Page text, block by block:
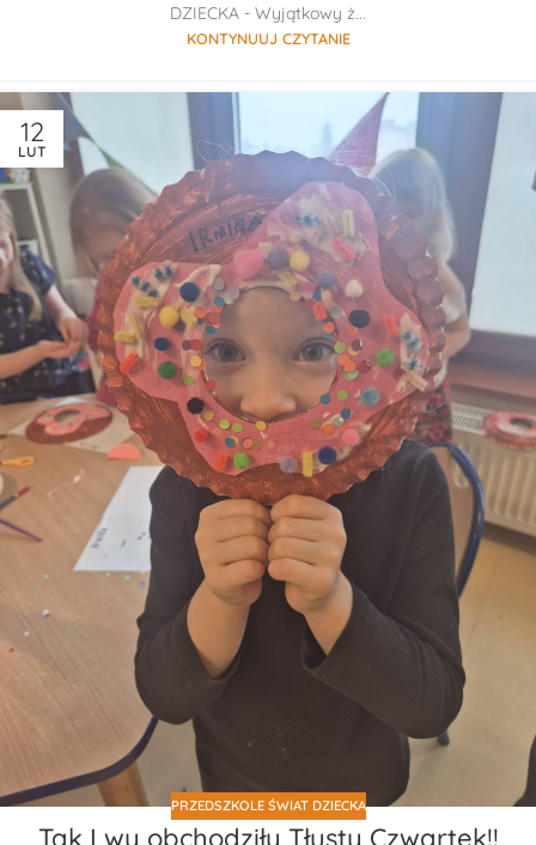
DZIECKA - Wyjątkowy ż...
KONTYNUUJ CZYTANIE
12
LUT
PRZEDSZKOLE ŚWIAT DZIECKA
Tak Lwy obchodziły Tłusty Czwartek!!